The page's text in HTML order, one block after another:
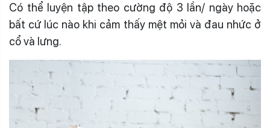
Có thể luyện tập theo cường độ 3 lần/ ngày hoặc
bất cứ lúc nào khi cảm thấy mệt mỏi và đau nhức ở
cổ và lưng.